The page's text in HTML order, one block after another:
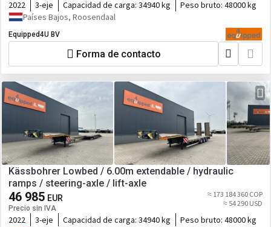
2022 3-eje Capacidad de carga: 34940 kg Peso bruto: 48000 kg
Países Bajos, Roosendaal
Equipped4U BV
Forma de contacto
Kässbohrer Lowbed / 6.00m extendable / hydraulic
ramps / steering-axle / lift-axle
46 985 EUR
Precio sin IVA
≈ 173 184 360 COP
≈ 54 290 USD
2022 3-eje Capacidad de carga: 34940 kg Peso bruto: 48000 kg